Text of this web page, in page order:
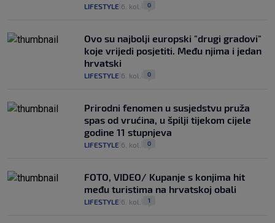
LIFESTYLE 6. kol. 0
Ovo su najbolji europski "drugi gradovi"
koje vrijedi posjetiti. Među njima i jedan
hrvatski
LIFESTYLE 6. kol. 0
Prirodni fenomen u susjedstvu pruža
spas od vrućina, u špilji tijekom cijele
godine 11 stupnjeva
LIFESTYLE 6. kol. 0
FOTO, VIDEO/ Kupanje s konjima hit
među turistima na hrvatskoj obali
LIFESTYLE 6. kol. 1